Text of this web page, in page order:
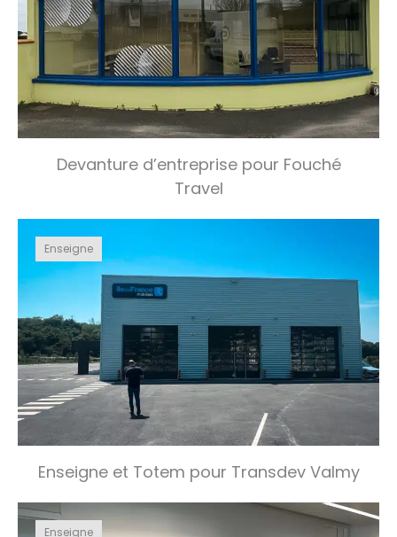
Devanture d’entreprise pour Fouché
Travel
Enseigne
Enseigne et Totem pour Transdev Valmy
Enseigne